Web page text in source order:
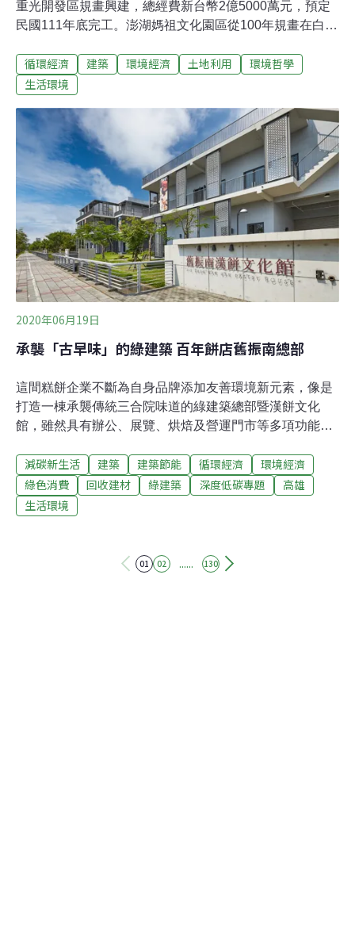
重光開發區規畫興建，總經費新台幣2億5000萬元，預定
民國111年底完工。澎湖媽祖文化園區從100年規畫在白沙
契約，由於媽祖銅像早已鑄成，縣長賴峰偉上任後覺得有
繼續推動的必要，因而決定續建，最近並辦理民調，大部
光開發區規畫興建。澎湖縣政府規畫澎湖媽祖觀光文化園
區總工程費2億5000萬元，其中媽祖雕像組立吊裝和表面
處理及周邊服務設施與景觀工程各1億元，基樁工程3000
萬元、基礎工程2000萬元，縣議會昨天除了陳慧玲一人反
對外，其餘出席議員決議通過，預計民國111年12月完
循環經濟 建築 環境經濟 土地利用
環境哲學
生活環境
2020年06月19日
承襲「古早味」的綠建築 百年餅店舊振南總部
這間糕餅企業不斷為自身品牌添加友善環境新元素，像是
打造一棟承襲傳統三合院味道的綠建築總部暨漢餅文化
館，雖然具有辦公、展覽、烘焙及營運門市等多項功能，
電量僅介於45－50度電。說到南台灣鼎鼎有名的老字號漢
餅品牌，大概會有不少鄉親直接聯想到「舊振南」，這家
已經有131年歷史，歷經清末、日據和民國時期轉變的老
餅店，長期以精緻的喜餅、節慶糕點為大眾所知。起初，
大百貨公司做伴手禮銷售，甚至許多高鐵車站以及國際機
減碳新生活 建築 建築節能 循環經濟
環境經濟
綠色消費
回收建材 綠建築 深度低碳專題
高雄
生活環境
01 02 ...... 130